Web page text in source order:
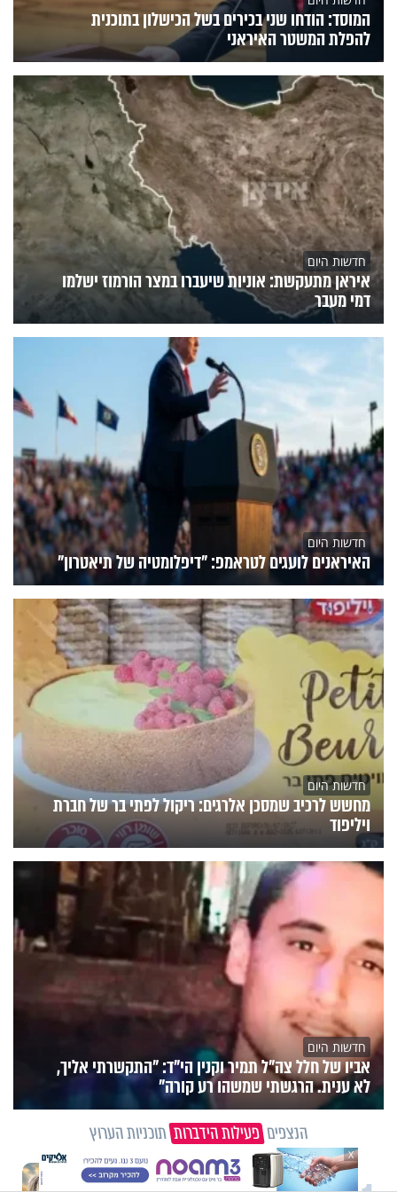
המוסד: הודחו שני בכירים בשל הכישלון בתוכנית
להפלת המשטר האיראני
חדשות היום
איראן מתעקשת: אוניות שיעברו במצר הורמוז ישלמו
דמי מעבר
חדשות היום
האיראנים לועגים לטראמפ: "דיפלומטיה של תיאטרון"
חדשות היום
מחשש לרכיב שמסכן אלרגים: ריקול לפתי בר של חברת
ויליפוד
חדשות היום
אביו של חלל צה"ל תמיר וקנין הי"ד: "התקשרתי אליך,
לא ענית. הרגשתי שמשהו רע קורה"
הנצפים פעילות הידברות תוכניות הערוץ
תכני הידברות
X